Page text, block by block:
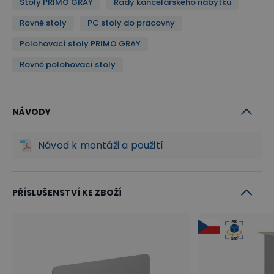
nastavitelném podnoží, díky kterému můžete
střídat práci vsedě a vestoje. Zamezíte tak nejen
celodennímu sezení, ale zlepšíte i prokrvení Vašich
dolních končetin. Střídavá práce ve stoje a vsedě je
Rovné stoly
PC stoly do pracovny
Polohovací stoly PRIMO GRAY
Rovné polohovací stoly
NÁVODY
Návod k montáži a použití
PŘÍSLUŠENSTVÍ KE ZBOŽÍ